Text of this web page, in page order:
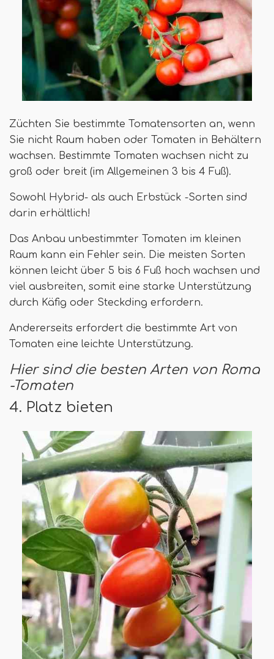
Züchten Sie bestimmte Tomatensorten an, wenn
Sie nicht Raum haben oder Tomaten in Behältern
wachsen. Bestimmte Tomaten wachsen nicht zu
groß oder breit (im Allgemeinen 3 bis 4 Fuß).
Sowohl Hybrid- als auch Erbstück -Sorten sind
darin erhältlich!
Das Anbau unbestimmter Tomaten im kleinen
Raum kann ein Fehler sein. Die meisten Sorten
können leicht über 5 bis 6 Fuß hoch wachsen und
viel ausbreiten, somit eine starke Unterstützung
durch Käfig oder Steckding erfordern.
Andererseits erfordert die bestimmte Art von
Tomaten eine leichte Unterstützung.
Hier sind die besten Arten von Roma
-Tomaten
4. Platz bieten